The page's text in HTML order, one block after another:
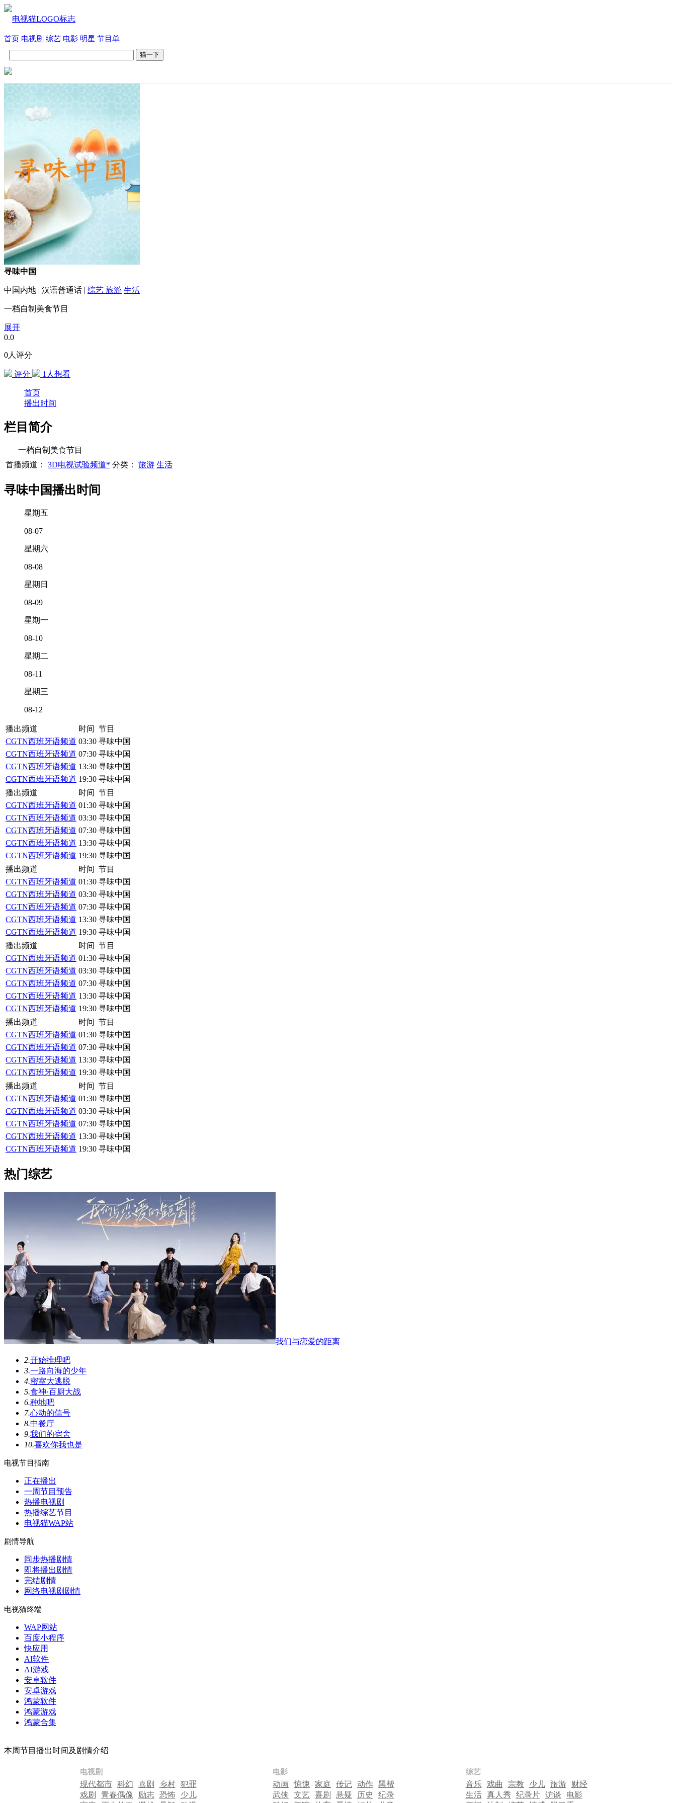
首页 电视剧 综艺 电影 明星 节目单
猫一下
寻味中国
中国内地 | 汉语普通话 | 综艺 旅游 生活
一档自制美食节目
展开
0.0
0人评分
评分 1 人想看
首页
播出时间
栏目简介
一档自制美食节目
首播频道：
3D电视试验频道* 分类： 旅游 生活
寻味中国播出时间
星期五
08-07
星期六
08-08
星期日
08-09
星期一
08-10
星期二
08-11
星期三
08-12
播出频道 时间 节目
CGTN西班牙语频道 03:30 寻味中国
CGTN西班牙语频道 07:30 寻味中国
CGTN西班牙语频道 13:30 寻味中国
CGTN西班牙语频道 19:30 寻味中国
播出频道
时间 节目
CGTN西班牙语频道 01:30 寻味中国
CGTN西班牙语频道 03:30 寻味中国
CGTN西班牙语频道 07:30 寻味中国
CGTN西班牙语频道 13:30 寻味中国
CGTN西班牙语频道 19:30 寻味中国
播出频道
时间 节目
CGTN西班牙语频道 01:30 寻味中国
CGTN西班牙语频道 03:30 寻味中国
CGTN西班牙语频道 07:30 寻味中国
CGTN西班牙语频道 13:30 寻味中国
CGTN西班牙语频道 19:30 寻味中国
播出频道
时间 节目
CGTN西班牙语频道 01:30 寻味中国
CGTN西班牙语频道 03:30 寻味中国
CGTN西班牙语频道 07:30 寻味中国
CGTN西班牙语频道 13:30 寻味中国
CGTN西班牙语频道 19:30 寻味中国
播出频道
时间 节目
CGTN西班牙语频道 01:30 寻味中国
CGTN西班牙语频道 07:30 寻味中国
CGTN西班牙语频道 13:30 寻味中国
CGTN西班牙语频道 19:30 寻味中国
播出频道
时间 节目
CGTN西班牙语频道 01:30 寻味中国
CGTN西班牙语频道 03:30 寻味中国
CGTN西班牙语频道 07:30 寻味中国
CGTN西班牙语频道 13:30 寻味中国
CGTN西班牙语频道 19:30 寻味中国
热门综艺
我们与恋爱的距离
2.开始推理吧
3.一路向海的少年
4.密室大逃脱
5.食神·百厨大战
6.种地吧
7.心动的信号
8.中餐厅
9.我们的宿舍
10.喜欢你我也是
电视节目指南
正在播出
一周节目预告
热播电视剧
热播综艺节目
电视猫WAP站
剧情导航
同步热播剧情
即将播出剧情
完结剧情
网络电视剧剧情
电视猫终端
WAP网站
百度小程序
快应用
AI软件
AI游戏
安卓软件
安卓游戏
鸿蒙软件
鸿蒙游戏
鸿蒙合集
本周节目播出时间及剧情介绍
电视剧
现代都市 科幻 喜剧 乡村
犯罪
戏剧
青春偶像 励志 恐怖
少儿
电影
动画 惊悚 家庭 传记 动作 黑帮
武侠 文艺 喜剧 悬疑 历史
纪录
综艺
音乐 戏曲 宗教 少儿 旅游
财经
生活
真人秀 纪录片 访谈
电影